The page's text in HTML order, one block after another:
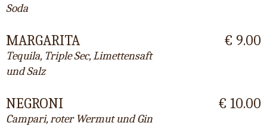
Soda
MARGARITA
Tequila, Triple Sec, Limettensaft
und Salz
€ 9.00
NEGRONI
Campari, roter Wermut und Gin
€ 10.00